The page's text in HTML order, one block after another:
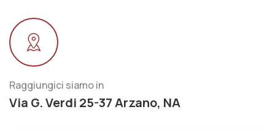
Raggiungici siamo in
Via G. Verdi 25-37 Arzano, NA